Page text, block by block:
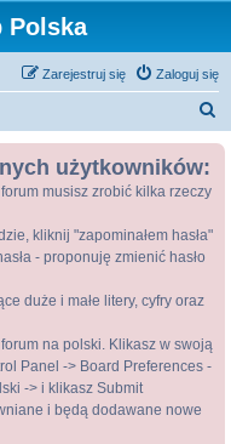
Polska
Zaloguj się
Zarejestruj się
użytkowników:
musisz zrobić kilka rzeczy
kliknij "zapominałem hasła"
- proponuję zmienić hasło
duże i małe litery, cyfry oraz
na polski. Klikasz w swoją
Panel -> Board Preferences -
-> i klikasz Submit
i będą dodawane nowe